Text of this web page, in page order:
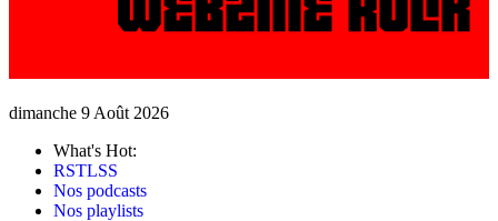
dimanche 9 Août 2026
What's Hot:
RSTLSS
Nos podcasts
Nos playlists